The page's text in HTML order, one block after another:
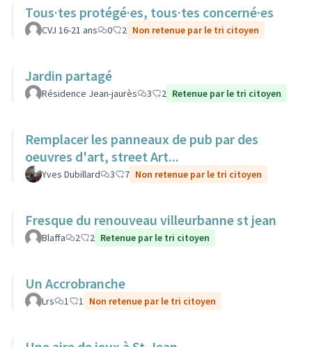
Tous·tes protégé·es, tous·tes concerné·es
CVJ 16-21 ans 0 2 Non retenue par le tri citoyen
Jardin partagé
Résidence Jean-jaurès 3 2 Retenue par le tri citoyen
Remplacer les panneaux de pub par des
oeuvres d'art, street Art...
Yves Dubillard 3 7 Non retenue par le tri citoyen
Fresque du renouveau villeurbanne st jean
Blaffa 2 2 Retenue par le tri citoyen
Un Accrobranche
Lrs 1 1 Non retenue par le tri citoyen